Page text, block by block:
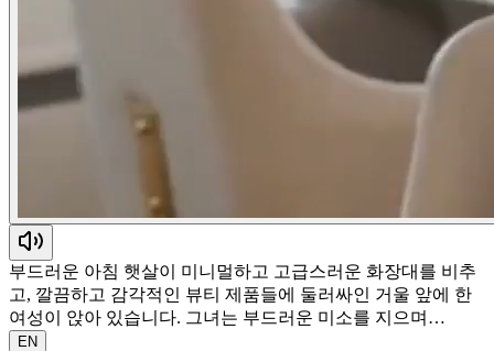
부드러운 아침 햇살이 미니멀하고 고급스러운 화장대를 비추
고, 깔끔하고 감각적인 뷰티 제품들에 둘러싸인 거울 앞에 한
여성이 앉아 있습니다. 그녀는 부드러운 미소를 지으며…
EN